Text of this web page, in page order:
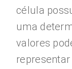
célula
uma
valores